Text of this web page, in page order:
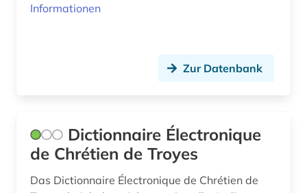
Informationen
Zur Datenbank
Dictionnaire Électronique
de Chrétien de Troyes
Das Dictionnaire Électronique de Chrétien de